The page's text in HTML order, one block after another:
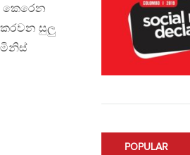
කෙරෙන
කරවන සුලු
මිනිස්
POPULAR